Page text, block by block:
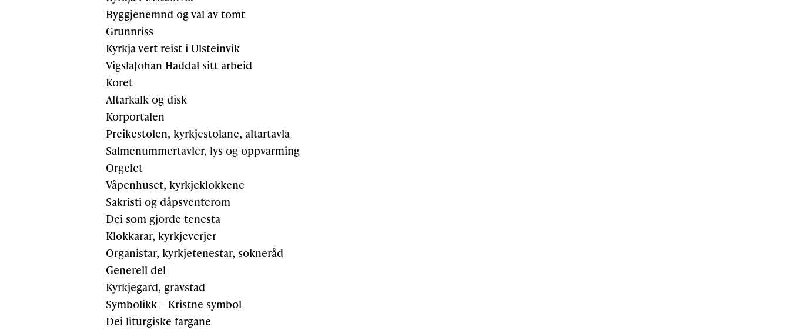
Byggjenemnd og val av tomt
Grunnriss
Kyrkja vert reist i Ulsteinvik
VigslaJohan Haddal sitt arbeid
Koret
Altarkalk og disk
Korportalen
Preikestolen, kyrkjestolane, altartavla
Salmenummertavler, lys og oppvarming
Orgelet
Våpenhuset, kyrkjeklokkene
Sakristi og dåpsventerom
Dei som gjorde tenesta
Klokkarar, kyrkjeverjer
Organistar, kyrkjetenestar, sokneråd
Generell del
Kyrkjegard, gravstad
Symbolikk – Kristne symbol
Dei liturgiske fargane